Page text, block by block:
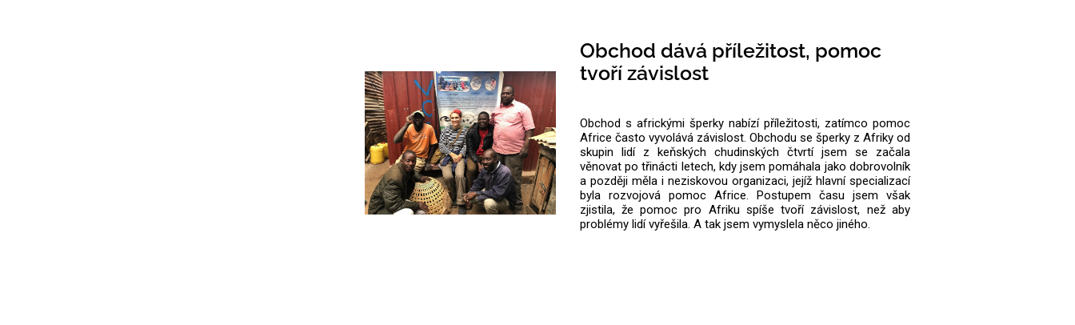
Obchod dává příležitost, pomoc
tvoří závislost
Obchod s africkými šperky nabízí příležitosti, zatímco pomoc
Africe často vyvolává závislost. Obchodu se šperky z Afriky od
skupin lidí z keňských chudinských čtvrtí jsem se začala
věnovat po třinácti letech, kdy jsem pomáhala jako dobrovolník
a později měla i neziskovou organizaci, jejíž hlavní specializací
byla rozvojová pomoc Africe. Postupem času jsem však
zjistila, že pomoc pro Afriku spíše tvoří závislost, než aby
problémy lidí vyřešila. A tak jsem vymyslela něco jiného.